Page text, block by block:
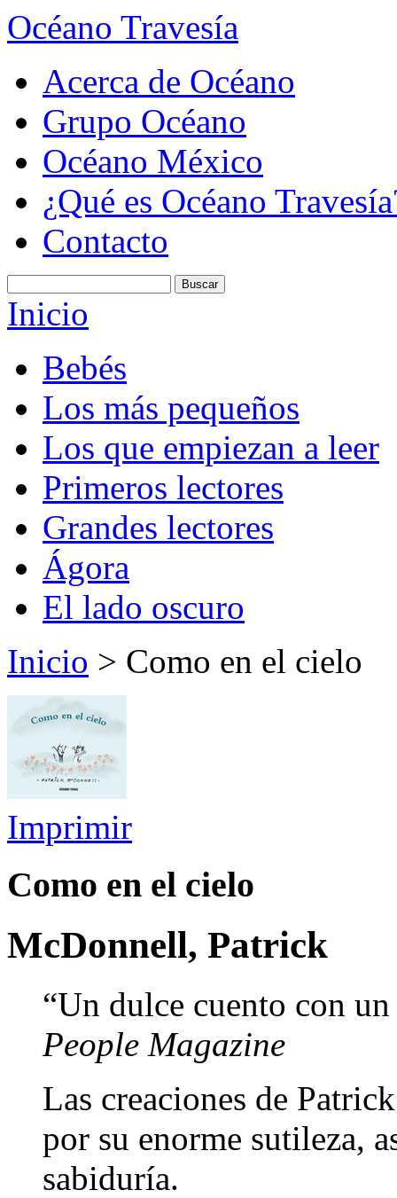
Océano Travesía
Acerca de Océano
Grupo Océano
Océano México
¿Qué es Océano
Contacto
Inicio
Bebés
Los más pequeños
Los que empiezan a leer
Primeros lectores
Grandes lectores
Ágora
El lado oscuro
Inicio > Como en el cielo
Imprimir
Como en el cielo
McDonnell, Patrick
“Un dulce cuento con
People Magazine
Las creaciones de
por su enorme sutileza,
sabiduría.